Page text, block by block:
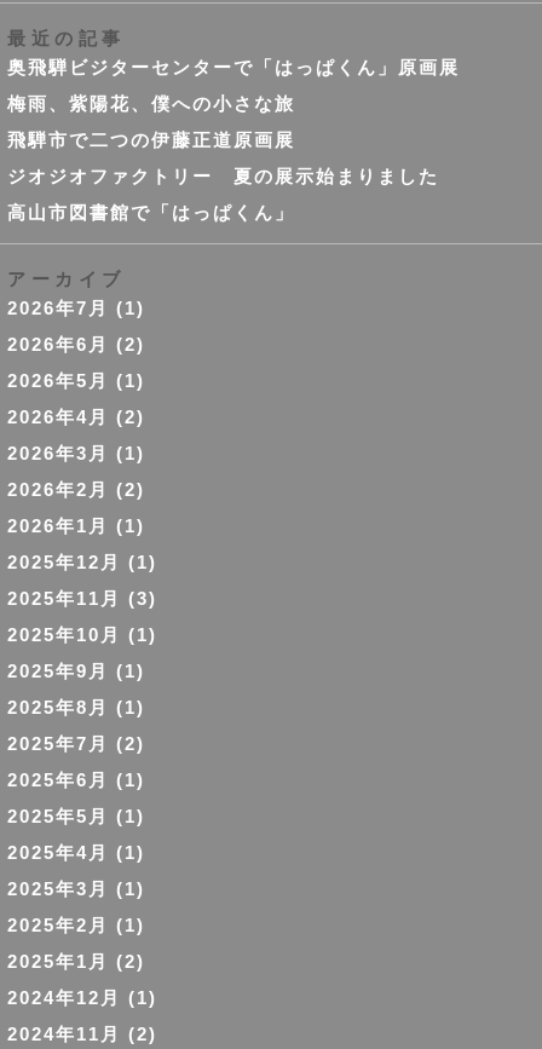
最近の記事
奥飛騨ビジターセンターで「はっぱくん」原画展
梅雨、紫陽花、僕への小さな旅
飛騨市で二つの伊藤正道原画展
ジオジオファクトリー 夏の展示始まりました
高山市図書館で「はっぱくん」
アーカイブ
2026年7月
(1)
2026年6月
(2)
2026年5月
(1)
2026年4月
(2)
2026年3月
(1)
2026年2月
(2)
2026年1月
(1)
2025年12月
(1)
2025年11月
(3)
2025年10月
(1)
2025年9月
(1)
2025年8月
(1)
2025年7月
(2)
2025年6月
(1)
2025年5月
(1)
2025年4月
(1)
2025年3月
(1)
2025年2月
(1)
2025年1月
(2)
2024年12月
(1)
2024年11月
(2)